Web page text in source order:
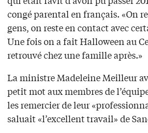
congé parental en français. «On
gens, on reste en contact avec
Une fois on a fait Halloween au
retrouvé chez une famille après.»
La ministre Madeleine Meilleur
petit mot aux membres de
les remercier de leur
saluait «l’excellent travail» de